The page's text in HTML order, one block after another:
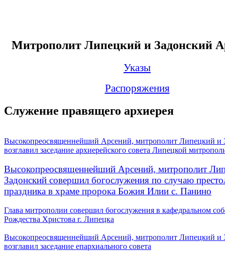
Митрополит Липецкий и Задонский
Указы
Распоряжения
Служение правящего архиерея
Высокопреосвященнейший Арсений, митрополит Липецкий и
возглавил заседание архиерейского совета Липецкой
Высокопреосвященнейший Арсений, митрополит
Задонский совершил богослужения по случаю
праздника в храме пророка Божия Илии с. Панино
Глава митрополии совершил богослужения в кафедральном
Рождества Христова г. Липецка
Высокопреосвященнейший Арсений, митрополит Липецкий и
возглавил заседание епархиального совета